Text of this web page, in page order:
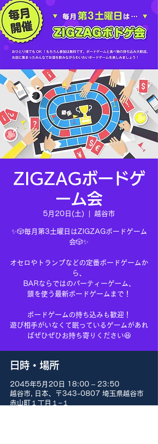
ZIGZAGボードゲ
ーム会
5月20日(土) 越谷市
✨🎲毎月第3土曜日はZIGZAGボードゲーム
会🎲✨
オセロやトランプなどの定番ボードゲームか
ら、
BARならではのパーティーゲーム、
頭を使う最新ボードゲームまで！
ボードゲームの持ち込みも歓迎！
遊び相手がいなくて眠っているゲームがあれ
ばぜひぜひお持ち寄りください😆
日時・場所
2045年5月20日 18:00 – 23:50
越谷市, 日本、〒343-0807 埼玉県越谷市
赤山町１丁目１−１